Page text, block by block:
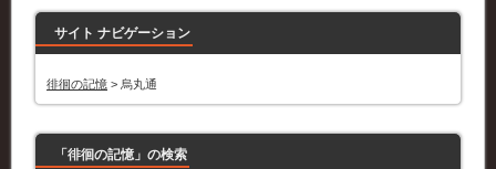
サイト ナビゲーション
徘徊の記憶 > 烏丸通
「徘徊の記憶」の検索